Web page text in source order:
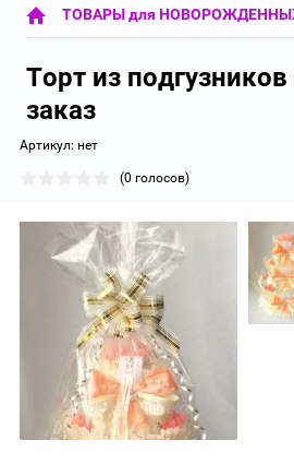
ТОВАРЫ для
Торт из
заказ
Артикул: нет
(0 голосов)